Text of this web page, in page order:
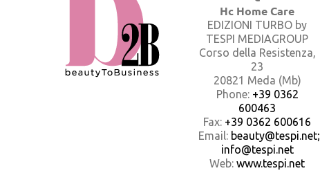
Hc Home Care
EDIZIONI TURBO by
TESPI MEDIAGROUP
Corso della Resistenza,
23
20821 Meda (Mb)
Phone: +39 0362
600463
Fax: +39 0362 600616
Email: beauty@tespi.net;
info@tespi.net
Web: www.tespi.net